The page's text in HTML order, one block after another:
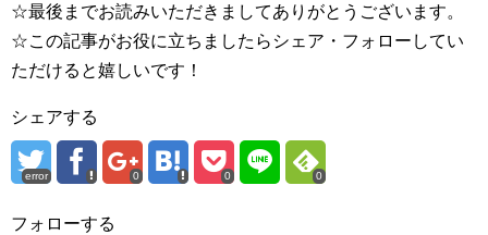
☆最後までお読みいただきましてありがとうございます。
☆この記事がお役に立ちましたらシェア・フォローしてい
ただけると嬉しいです！
シェアする
error 0 0 0
フォローする